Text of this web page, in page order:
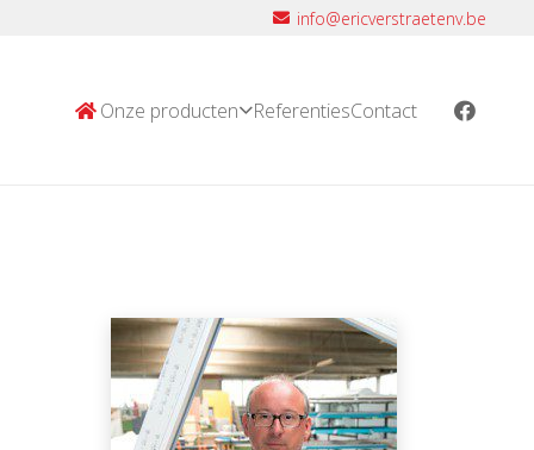
info@ericverstraetenv.be
Onze producten ReferentiesContact